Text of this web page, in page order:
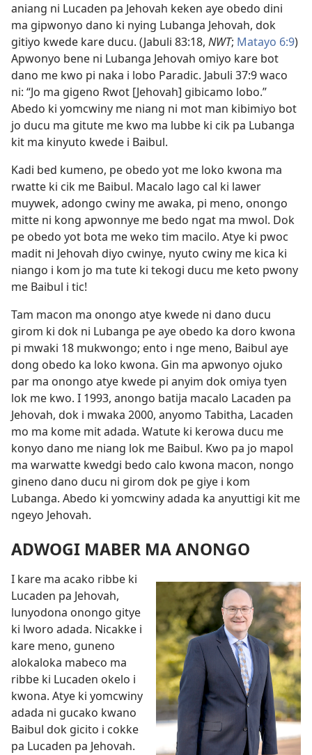
aniang ni Lucaden pa Jehovah keken aye obedo dini
ma gipwonyo dano ki nying Lubanga Jehovah, dok
gitiyo kwede kare ducu. (Jabuli 83:18, NWT; Matayo 6:9)
Apwonyo bene ni Lubanga Jehovah omiyo kare bot
dano me kwo pi naka i lobo Paradic. Jabuli 37:9waco
ni: “Jo ma gigeno Rwot [Jehovah] gibicamo lobo.”
Abedo ki yomcwiny me niang ni mot man kibimiyo bot
jo ducu ma gitute me kwo ma lubbe ki cik pa Lubanga
kit ma kinyuto kwede i Baibul.
Kadi bed kumeno, pe obedo yot me loko kwona ma
rwatte ki cik me Baibul. Macalo lago cal ki lawer
muywek, adongo cwiny me awaka, pi meno, onongo
mitte ni kong apwonnye me bedo ngat ma mwol. Dok
pe obedo yot bota me weko tim macilo. Atye ki pwoc
madit ni Jehovah diyo cwinye, nyuto cwiny me kica ki
niango i kom jo ma tute ki tekogi ducu me keto pwony
me Baibul i tic!
Tam macon ma onongo atye kwede ni dano ducu
girom ki dok ni Lubanga pe aye obedo ka doro kwona
pi mwaki 18 mukwongo; ento i nge meno, Baibul aye
dong obedo ka loko kwona. Gin ma apwonyo ojuko
par ma onongo atye kwede pi anyim dok omiya tyen
lok me kwo. I 1993, anongo batija macalo Lacaden pa
Jehovah, dok i mwaka 2000, anyomo Tabitha, Lacaden
mo ma kome mit adada. Watute ki kerowa ducu me
konyo dano me niang lok me Baibul. Kwo pa jo mapol
ma warwatte kwedgi bedo calo kwona macon, nongo
gineno dano ducu ni girom dok pe giye i kom
Lubanga. Abedo ki yomcwiny adada ka anyuttigi kit me
ngeyo Jehovah.
ADWOGI MABER MA ANONGO
I kare ma acako ribbe ki
Lucaden pa Jehovah,
lunyodona onongo gitye
ki lworo adada. Nicakke i
kare meno, guneno
alokaloka mabeco ma
ribbe ki Lucaden okelo i
kwona. Atye ki yomcwiny
adada ni gucako kwano
Baibul dok gicito i cokke
pa Lucaden pa Jehovah.